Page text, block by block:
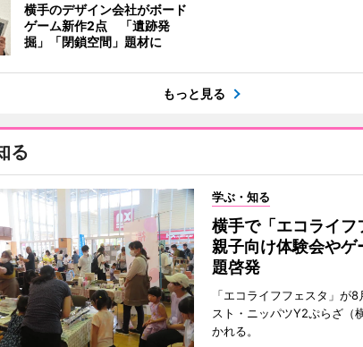
横手のデザイン会社がボード
ゲーム新作2点 「遺跡発
掘」「閉鎖空間」題材に
もっと見る
る
学ぶ・知る
横手で「エコライ
親子向け体験会やゲ
題啓発
「エコライフフェスタ」が
スト・ニッパツY2ぷらざ（
かれる。